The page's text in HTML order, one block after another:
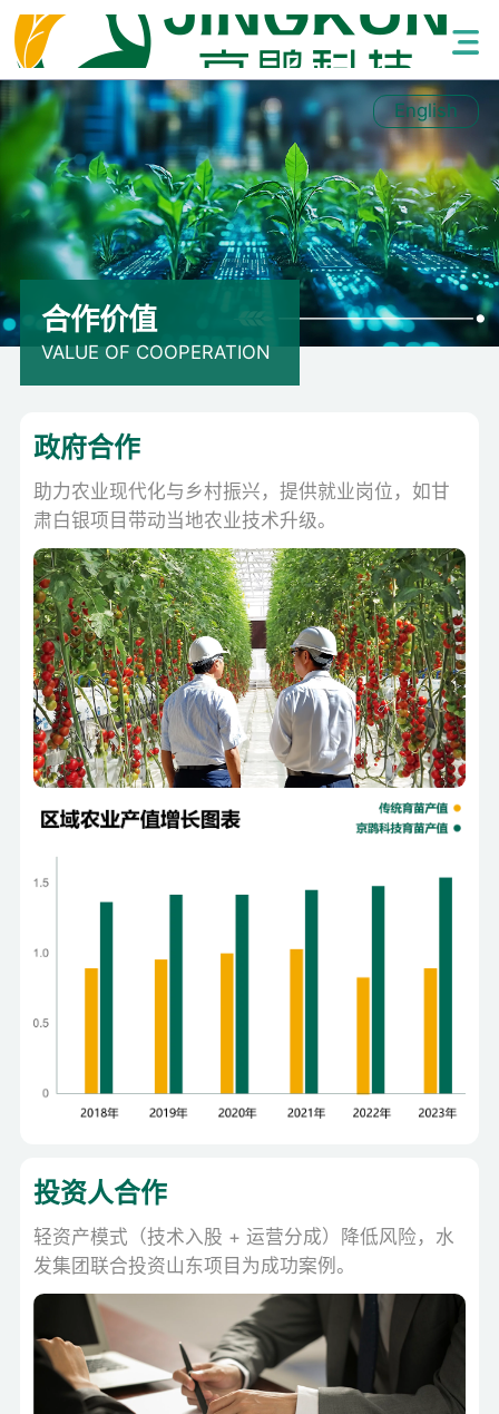
English
合作价值
VALUE OF COOPERATION
政府合作
助力农业现代化与乡村振兴，提供就业岗位，如甘
肃白银项目带动当地农业技术升级。
投资人合作
轻资产模式（技术入股 + 运营分成）降低风险，水
发集团联合投资山东项目为成功案例。